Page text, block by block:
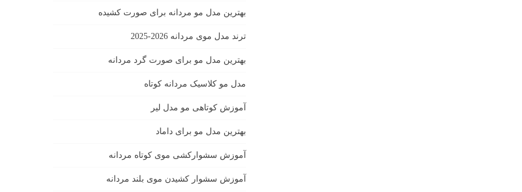
بهترین مدل مو مردانه برای صورت کشیده
ترند مدل موی مردانه 2026-2025
بهترين مدل مو براى صورت گرد مردانه
مدل مو کلاسیک مردانه کوتاه
آموزش کوتاهی مو مدل لیر
بهترین مدل مو برای داماد
آموزش سشوارکشی موی کوتاه مردانه
آموزش سشوار کشیدن موی بلند مردانه